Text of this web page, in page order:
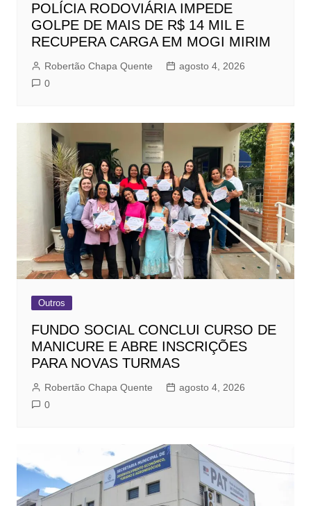
POLÍCIA RODOVIÁRIA IMPEDE
GOLPE DE MAIS DE R$ 14 MIL E
RECUPERA CARGA EM MOGI MIRIM
Robertão Chapa Quente
agosto 4, 2026
0
Outros
FUNDO SOCIAL CONCLUI CURSO DE
MANICURE E ABRE INSCRIÇÕES
PARA NOVAS TURMAS
Robertão Chapa Quente
agosto 4, 2026
0